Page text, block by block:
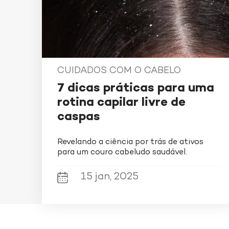
Para
fria, já
dos
no
pelos
CUIDADOS COM O CABELO
7 dicas práticas para uma
rotina capilar livre de
caspas
Revelando a ciência por trás de ativos
para um couro cabeludo saudável.
15 jan, 2025